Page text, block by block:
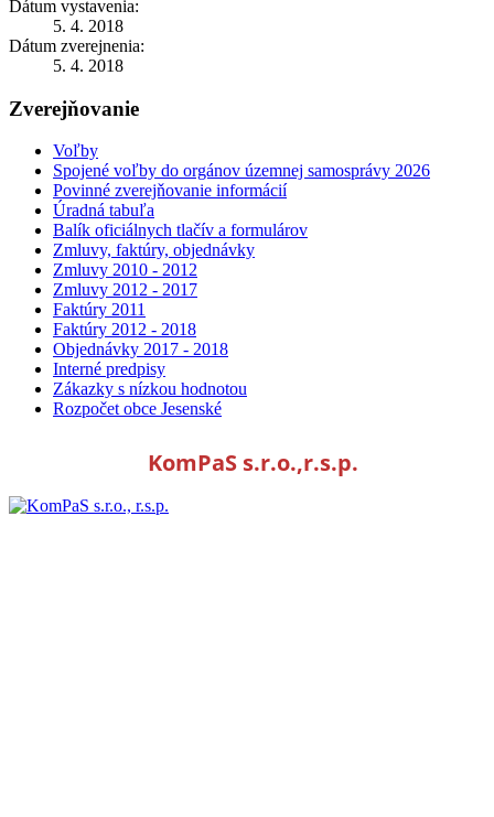
Dátum vystavenia:
5. 4. 2018
Dátum zverejnenia:
5. 4. 2018
Zverejňovanie
Voľby
Spojené voľby do orgánov územnej samosprávy 2026
Povinné zverejňovanie informácií
Úradná tabuľa
Balík oficiálnych tlačív a formulárov
Zmluvy, faktúry, objednávky
Zmluvy 2010 - 2012
Zmluvy 2012 - 2017
Faktúry 2011
Faktúry 2012 - 2018
Objednávky 2017 - 2018
Interné predpisy
Zákazky s nízkou hodnotou
Rozpočet obce Jesenské
KomPaS s.r.o.,r.s.p.